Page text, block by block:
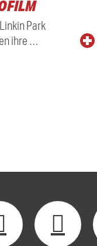
Park
ihre …